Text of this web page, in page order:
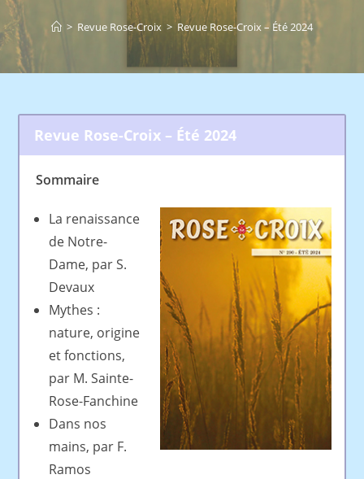
> Revue Rose-Croix > Revue Rose-Croix – Été 2024
Revue Rose-Croix – Été 2024
Sommaire
La renaissance
de Notre-
Dame, par S.
Devaux
Mythes :
nature, origine
et fonctions,
par M. Sainte-
Rose-Fanchine
Dans nos
mains, par F.
Ramos